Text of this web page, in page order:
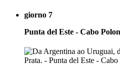
giorno 7
Punta del Este - Cabo